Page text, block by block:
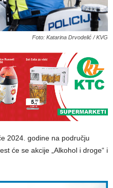
Foto: Katarina Drvodelić / KVG
2024. godine na području
će se akcije „Alkohol i droge“ i